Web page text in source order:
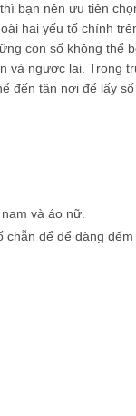
bạn nên ưu tiên
hai yếu tố chính
con số không thể
và ngược lại. Trong
đến tận nơi để lấy số
và áo nữ.
chẵn để dể dàng